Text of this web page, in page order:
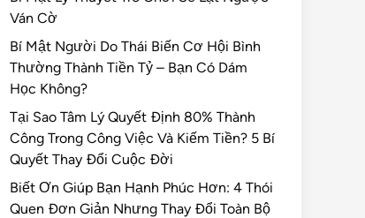
Ván Cờ
Bí Mật Người Do Thái Biến Cơ Hội Bình
Thường Thành Tiền Tỷ – Bạn Có Dám
Học Không?
Tại Sao Tâm Lý Quyết Định 80% Thành
Công Trong Công Việc Và Kiếm Tiền? 5 Bí
Quyết Thay Đổi Cuộc Đời
Biết Ơn Giúp Bạn Hạnh Phúc Hơn: 4 Thói
Quen Đơn Giản Nhưng Thay Đổi Toàn Bộ